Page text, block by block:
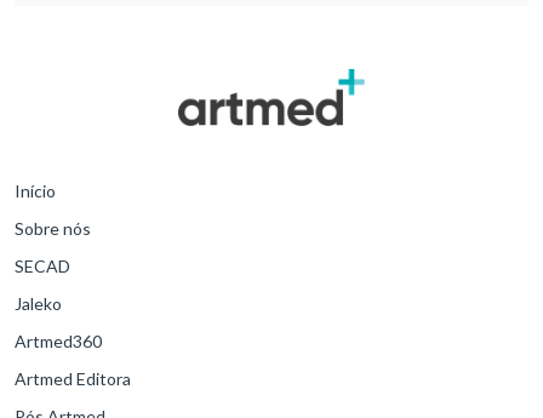
Início
Sobre nós
SECAD
Jaleko
Artmed360
Artmed Editora